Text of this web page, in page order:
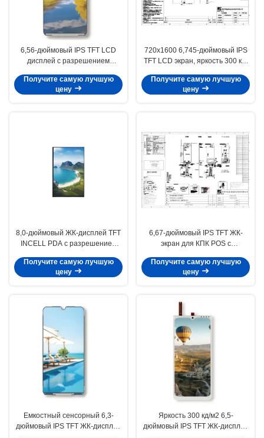
6,56-дюймовый IPS TFT LCD
дисплей с разрешением
интерфейсом MIPI для POS-
терминалов / КПК
Получите самую лучшую
цену
720x1600 6,745-дюймовый IPS
TFT LCD экран, яркость 300 кд/
Получите самую лучшую
цену
8,0-дюймовый ЖК-дисплей TFT
INCELL PDA с разрешением
POS ЖК-экран
Получите самую лучшую
цену
6,67-дюймовый IPS TFT ЖК-
экран для КПК POS с
Получите самую лучшую
цену
Емкостный сенсорный 6,3-
дюймовый IPS TFT ЖК-дисплей
Яркость 300 кд/м2 6,5-
дюймовый IPS TFT ЖК-дисплей